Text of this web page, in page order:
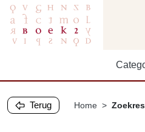
Terug Home